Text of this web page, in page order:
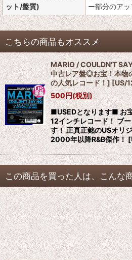
ット/盤質)
ー部分のアッ
こちらの商品もオススメ
MARIO / COULDN'T
中古レア盤◎お宝！本物
の人気レコード！][US/
500円(税別)
■USEDとなります■ お
12インチレコード！ ブ
す！ 正真正銘のUSオリ
2000年以降R&B傑作！
この商品を買った人は、こんな